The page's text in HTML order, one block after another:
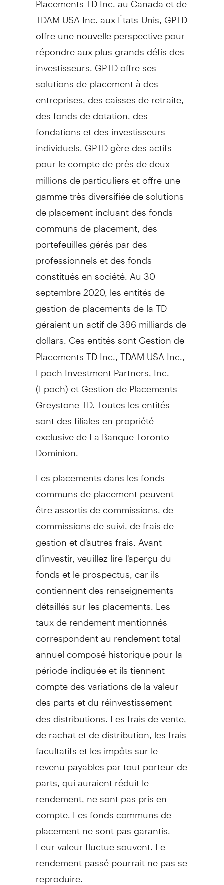
TDAM USA Inc. aux États-Unis, GPTD
offre une nouvelle perspective pour
répondre aux plus grands défis des
investisseurs. GPTD offre ses
solutions de placement à des
entreprises, des caisses de retraite,
des fonds de dotation, des
fondations et des investisseurs
individuels. GPTD gère des actifs
pour le compte de près de deux
millions de particuliers et offre une
gamme très diversifiée de solutions
de placement incluant des fonds
communs de placement, des
portefeuilles gérés par des
professionnels et des fonds
constitués en société. Au 30
septembre 2020, les entités de
gestion de placements de la TD
géraient un actif de 396 milliards de
dollars. Ces entités sont Gestion de
Placements TD Inc., TDAM USA Inc.,
Epoch Investment Partners, Inc.
(Epoch) et Gestion de Placements
Greystone TD. Toutes les entités
sont des filiales en propriété
exclusive de La Banque Toronto-
Dominion.
Les placements dans les fonds
communs de placement peuvent
être assortis de commissions, de
commissions de suivi, de frais de
gestion et d'autres frais. Avant
d'investir, veuillez lire l'aperçu du
fonds et le prospectus, car ils
contiennent des renseignements
détaillés sur les placements. Les
taux de rendement mentionnés
correspondent au rendement total
annuel composé historique pour la
période indiquée et ils tiennent
compte des variations de la valeur
des parts et du réinvestissement
des distributions. Les frais de vente,
de rachat et de distribution, les frais
facultatifs et les impôts sur le
revenu payables par tout porteur de
parts, qui auraient réduit le
rendement, ne sont pas pris en
compte. Les fonds communs de
placement ne sont pas garantis.
Leur valeur fluctue souvent. Le
rendement passé pourrait ne pas se
reproduire.